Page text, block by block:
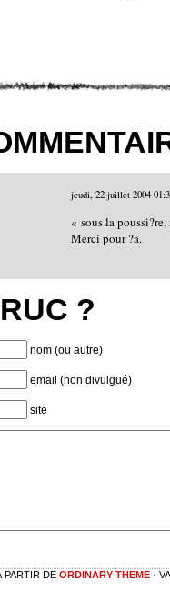
jeudi, 22 juillet 2004
« sous la
Merci pour ?a.
?
nom (ou autre)
email (non divulgué)
site
PARTIR DE ORDINARY THEME ·